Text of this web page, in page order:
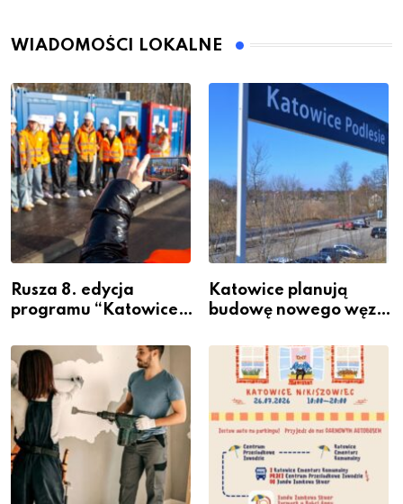
WIADOMOŚCI LOKALNE
Rusza 8. edycja
programu “Katowice
– nabór dla
przedsiębiorców
Katowice planują
budowę nowego węzła
Podlesiu